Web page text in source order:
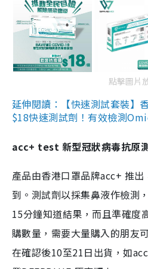
點擊圖片
延伸閱讀：【快速測試套裝】
$18快速測試劑！有效檢測
acc+ test 新型冠狀病毒抗原
產品由香港口罩品牌acc+ 推
到。測試劑以採集鼻液作檢測
15分鐘知道結果，而且準確度
購數量，需要大量購入的朋友
在確認後10至21日出貨，如